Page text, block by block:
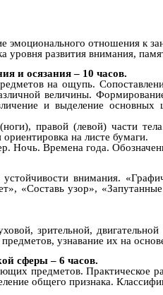
отношения к
уровня развития внимания,
и осязания – 10 часов.
на ощупь.
величины.
и выделение
правой (левой) части
на листе бумаги.
Ночь. Времена года.
внимания.
«Составь узор»,
зрительной,
узнавание их на
сферы – 6 часов.
предметов. Практическое
общего признака.